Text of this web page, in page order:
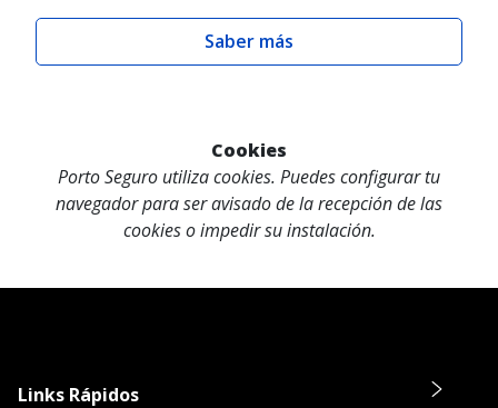
Saber más
Cookies
Porto Seguro utiliza cookies. Puedes configurar tu
navegador para ser avisado de la recepción de las
cookies o impedir su instalación.
Links Rápidos